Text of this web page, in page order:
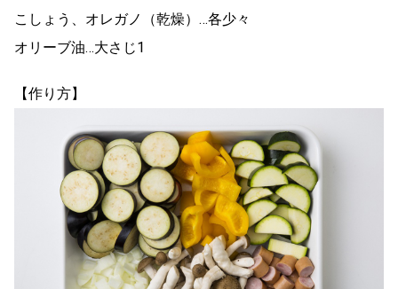
こしょう、オレガノ（乾燥）…各少々
オリーブ油…大さじ1
【作り方】